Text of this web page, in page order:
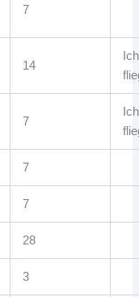
7
14
7
7
7
28
3